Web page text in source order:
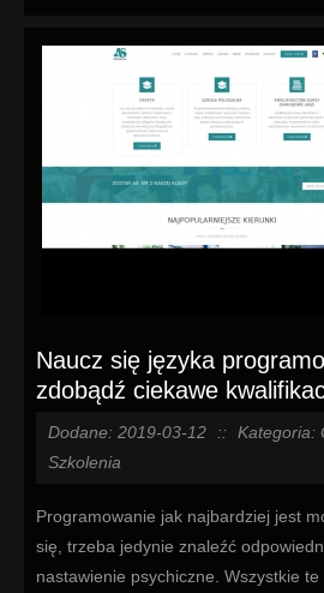
Naucz się języka
zdobądź ciekawe
Dodane: 2019-03-12 ::
Kategoria:
Szkolenia
Programowanie jak najbardziej jest
się, trzeba jedynie znaleźć
nastawienie psychiczne. Wszystkie